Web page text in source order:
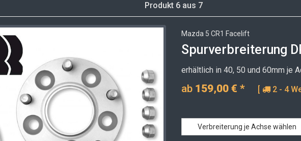
Produkt 6 aus 7
Mazda 5 CR1 Facelift
Spurverbreiterung
erhältlich in 40, 50 und 60mm je
ab 159,00 € * [ 2 - 4
Verbreiterung je Achse wählen